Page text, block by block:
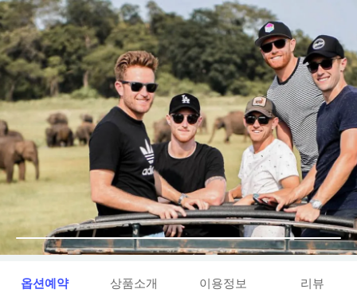
옵션예약 상품소개 이용정보 리뷰